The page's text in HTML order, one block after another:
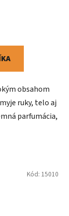
obsahom
ruky, telo aj
parfumácia,
Kód: 15010